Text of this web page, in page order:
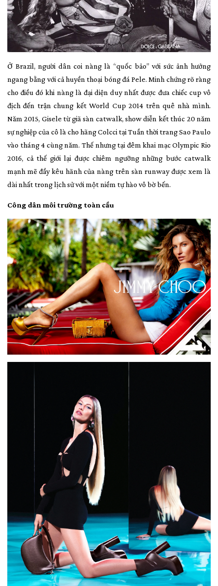
Ở Brazil, người dân coi nàng là “quốc bảo” với sức ảnh hưởng
ngang bằng với cả huyền thoại bóng đá Pele. Minh chứng rõ ràng
cho điều đó khi nàng là đại diện duy nhất được đưa chiếc cup vô
địch đến trận chung kết World Cup 2014 trên quê nhà mình.
Năm 2015, Gisele từ giã sàn catwalk, show diễn kết thúc 20 năm
sự nghiệp của cô là cho hãng Colcci tại Tuần thời trang Sao Paulo
vào tháng 4 cùng năm. Thế nhưng tại đêm khai mạc Olympic Rio
2016, cả thế giới lại được chiêm ngưỡng những bước catwalk
mạnh mẽ đầy kêu hãnh của nàng trên sàn runway được xem là
dài nhất trong lịch sử với một niềm tự hào vô bờ bến.
Công dân môi trường toàn cầu